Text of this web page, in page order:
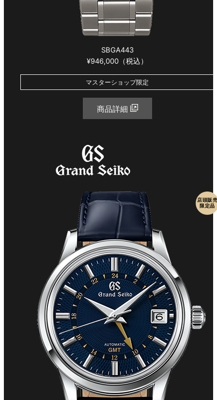
SBGA443
¥946,000（税込）
マスターショップ限定
商品詳細
店頭販売
限定品